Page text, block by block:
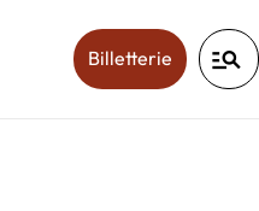
Billetterie manage_search